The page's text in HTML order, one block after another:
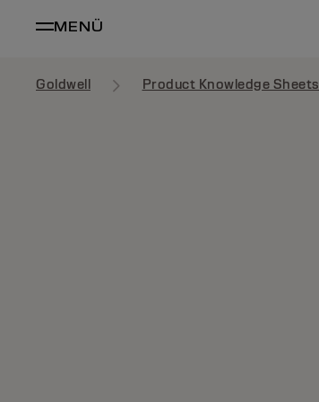
MENÜ
Goldwell Product Knowledge Sheets